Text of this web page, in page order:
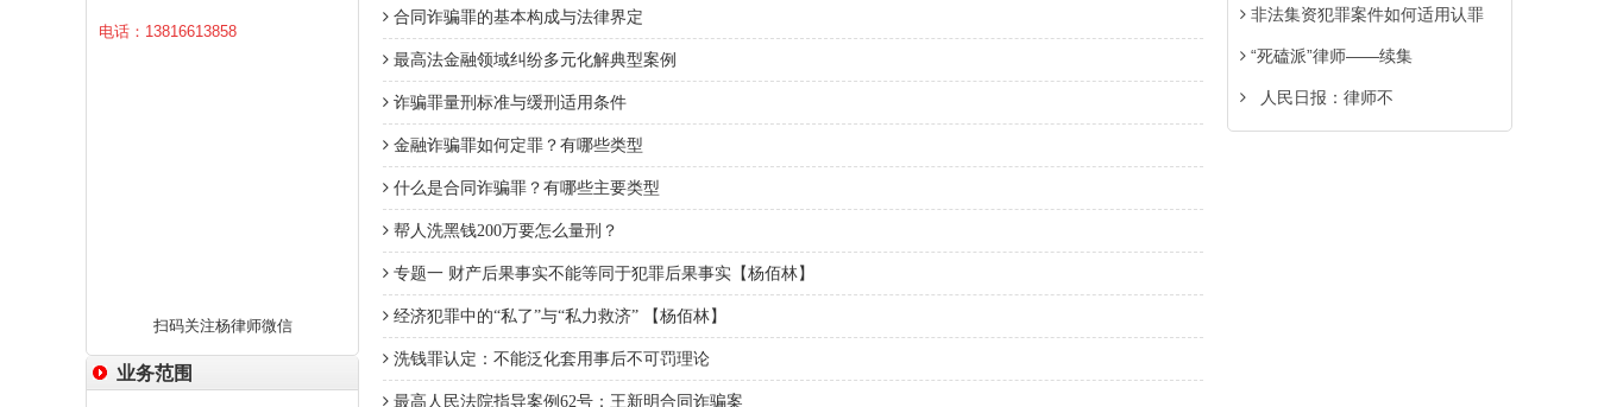
电话：13816613858
扫码关注杨律师微信
业务范围
合同诈骗罪的基本构成与法律界定
最高法金融领域纠纷多元化解典型案例
诈骗罪量刑标准与缓刑适用条件
金融诈骗罪如何定罪？有哪些类型
什么是合同诈骗罪？有哪些主要类型
帮人洗黑钱200万要怎么量刑？
专题一 财产后果事实不能等同于犯罪后果事实【杨佰林】
经济犯罪中的“私了”与“私力救济” 【杨佰林】
洗钱罪认定：不能泛化套用事后不可罚理论
最高人民法院指导案例62号：王新明合同诈骗案
非法集资犯罪案件如何适用认罪
“死磕派”律师――续集
人民日报：律师不